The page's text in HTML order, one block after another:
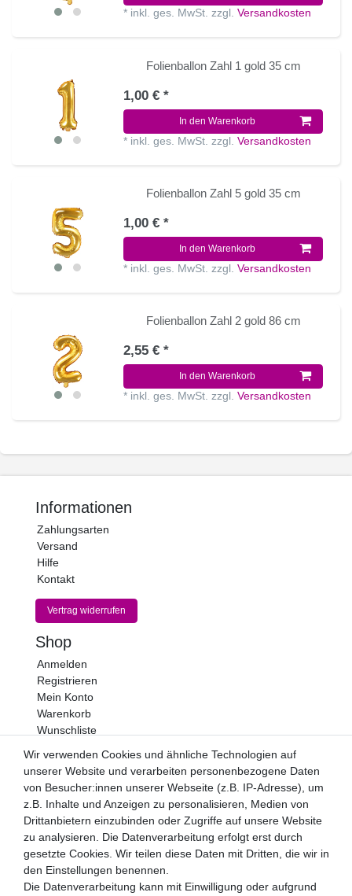
* inkl. ges. MwSt. zzgl.Versandkosten
Folienballon Zahl 1 gold 35 cm
1,00 € *
In den Warenkorb
* inkl. ges. MwSt. zzgl.Versandkosten
Folienballon Zahl 5 gold 35 cm
1,00 € *
In den Warenkorb
* inkl. ges. MwSt. zzgl.Versandkosten
Folienballon Zahl 2 gold 86 cm
2,55 € *
In den Warenkorb
* inkl. ges. MwSt. zzgl.Versandkosten
Informationen
Zahlungsarten
Versand
Hilfe
Kontakt
Vertrag widerrufen
Shop
Anmelden
Registrieren
Mein Konto
Warenkorb
Wunschliste
Newsletter
Newsletter
Honig
Hiermit bestätige ich, dass ich dieDaten­schutz­erklärung
gelesen habe. Meine Einwilligung kann ich jederzeit
widerrufen.**
Abonnieren
Wir verwenden Cookies und ähnliche Technologien auf
unserer Website und verarbeiten personenbezogene Daten
von Besucher:innen unserer Webseite (z.B. IP-Adresse), um
z.B. Inhalte und Anzeigen zu personalisieren, Medien von
Drittanbietern einzubinden oder Zugriffe auf unsere Website
zu analysieren. Die Datenverarbeitung erfolgt erst durch
gesetzte Cookies. Wir teilen diese Daten mit Dritten, die wir in
den Einstellungen benennen.
Die Datenverarbeitung kann mit Einwilligung oder aufgrund